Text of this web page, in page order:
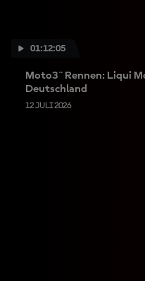
01:12:05
Moto3™ Rennen: Liqui
Deutschland
12 JULI 2026